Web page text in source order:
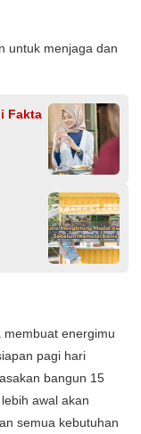
untuk menjaga dan
Fakta
energimu
pagi hari
bangun 15
awal akan
semua kebutuhan